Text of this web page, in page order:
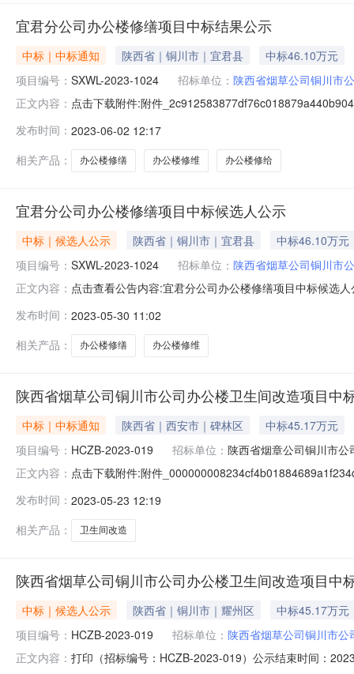
宜君分公司办公楼修缮项目中标结果公示
中标｜中标通知 陕西省｜铜川市｜宜君县
中标46.10万元
项目编号： SXWL-2023-1024 招标单位： 陕西省烟草公司铜川市
正文内容： 点击下载附件:附件
项目的监督部门为陕西省烟草公司铜川市公司相关部门
发布时间： 2023-06-02 12:17
相关产品：
办公楼修缮 办公楼修维 办公楼修给
宜君分公司办公楼修缮项目中标候选人公示
中标｜候选人公示 陕西省｜铜川市｜宜君县
中标46.10万元
项目编号： SXWL-2023-1024 招标单位： 陕西省烟草公司铜川市
正文内容： 点击查看公告内容:宜君分公司办公楼修缮项目中标候选
司，投标报价：46.108285万元，质量：符合国家现行
司，
发布时间： 2023-05-30 11:02
相关产品：
办公楼修缮 办公楼修维
陕西省烟草公司铜川市公司办公楼卫生间改造项目中
中标｜中标通知 陕西省｜西安市｜碑林区
中标45.17万元
项目编号： HCZB-2023-019 招标单位： 陕西省烟章公司铜川市公
正文内容： 点击下载附件:附件
元。二、其他：本次中标结果公示在：《龙标电子招标
发布时间： 2023-05-23 12:19
相关产品：
卫生间改造
陕西省烟草公司铜川市公司办公楼卫生间改造项目中
中标｜候选人公示 陕西省｜铜川市｜耀州区
中标45.17万元
项目编号： HCZB-2023-019 招标单位： 陕西省烟草公司铜川市公
正文内容： 打印（招标编号：HCZB-2023-019）公示结束时间：